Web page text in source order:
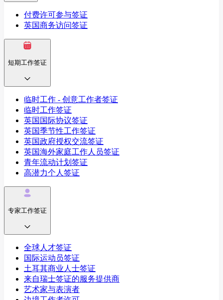
付费许可参与签证
英国商务访问签证
短期工作签证
临时工作 - 创意工作者签证
临时工作签证
英国国际协议签证
英国季节性工作签证
英国政府授权交流签证
英国海外家庭工作人员签证
青年流动计划签证
高潜力个人签证
专家工作签证
全球人才签证
国际运动员签证
土耳其商业人士签证
来自瑞士签证的服务提供商
艺术家与表演者